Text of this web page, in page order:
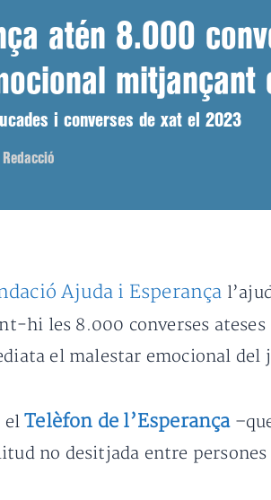
atén 8.000
mitjançant
i converses de xat el 2023
Ajuda i Esperança
hi les 8.000 converses ateses
el malestar emocional del
elTelèfon de l’Esperança
no desitjada entre